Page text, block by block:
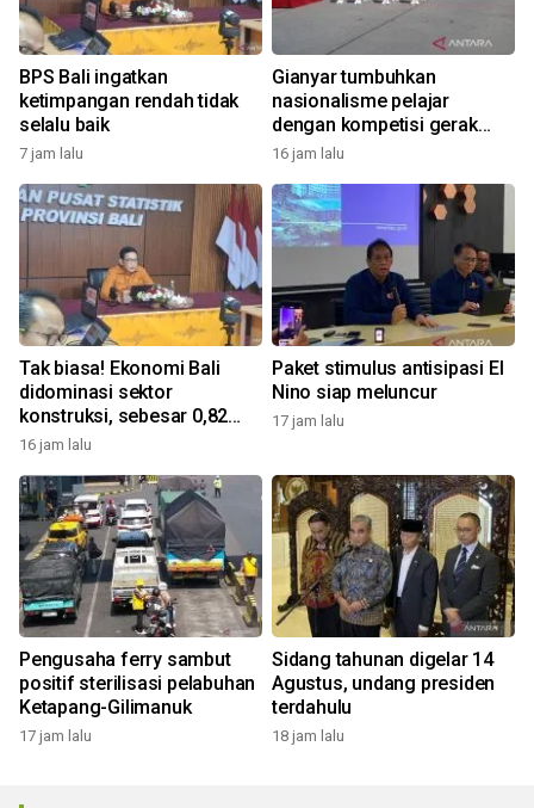
BPS Bali ingatkan
ketimpangan rendah tidak
selalu baik
7 jam lalu
Gianyar tumbuhkan
nasionalisme pelajar
dengan kompetisi gerak
jalan
16 jam lalu
Tak biasa! Ekonomi Bali
didominasi sektor
konstruksi, sebesar 0,82
persen
16 jam lalu
Paket stimulus antisipasi El
Nino siap meluncur
17 jam lalu
Pengusaha ferry sambut
positif sterilisasi pelabuhan
Ketapang-Gilimanuk
17 jam lalu
Sidang tahunan digelar 14
Agustus, undang presiden
terdahulu
18 jam lalu